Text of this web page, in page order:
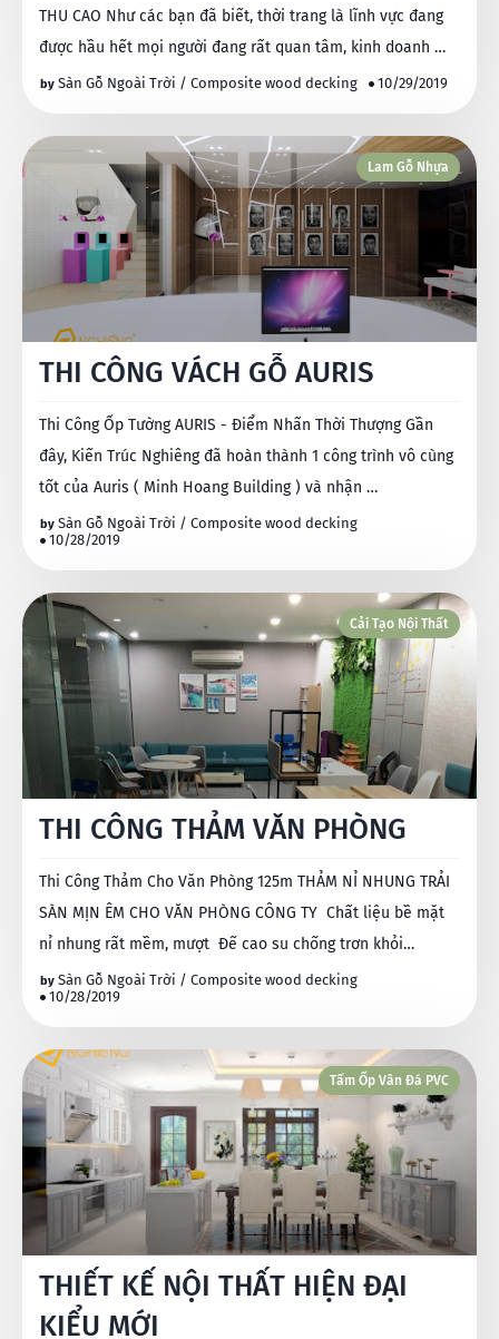
THU CAO Như các bạn đã biết, thời trang là lĩnh vực đang
được hầu hết mọi người đang rất quan tâm, kinh doanh …
Sàn Gỗ Ngoài Trời / Composite wood decking 10/29/2019
Lam Gỗ Nhựa
THI CÔNG VÁCH GỖ AURIS
Thi Công Ốp Tường AURIS - Điểm Nhấn Thời Thượng Gần
đây, Kiến Trúc Nghiêng đã hoàn thành 1 công trình vô cùng
tốt của Auris ( Minh Hoang Building ) và nhận …
Sàn Gỗ Ngoài Trời / Composite wood decking
10/28/2019
Cải Tạo Nội Thất
THI CÔNG THẢM VĂN PHÒNG
Thi Công Thảm Cho Văn Phòng 125m THẢM NỈ NHUNG TRẢI
SÀN MỊN ÊM CHO VĂN PHÒNG CÔNG TY Chất liệu bề mặt
nỉ nhung rất mềm, mượt Đế cao su chống trơn khỏi…
Sàn Gỗ Ngoài Trời / Composite wood decking
10/28/2019
Tấm Ốp Vân Đá PVC
THIẾT KẾ NỘI THẤT HIỆN ĐẠI
KIỂU MỚI